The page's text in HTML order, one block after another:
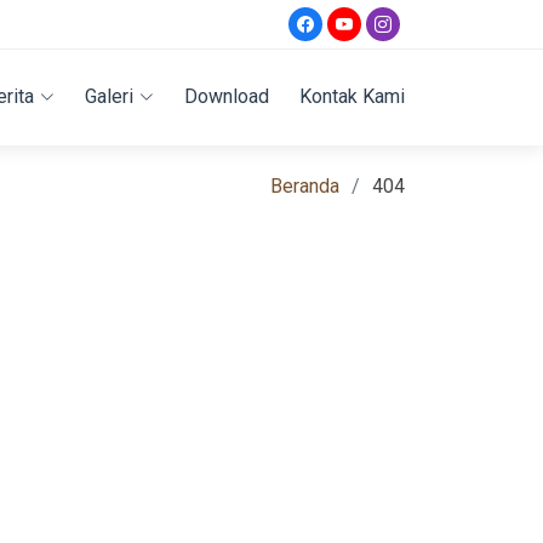
Galeri Download Kontak Kami
Beranda 404